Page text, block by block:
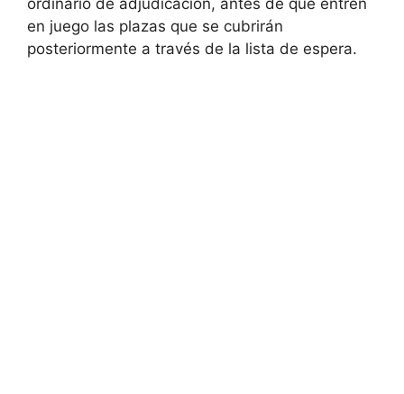
ordinario de adjudicación, antes de que entren
en juego las plazas que se cubrirán
posteriormente a través de la lista de espera.